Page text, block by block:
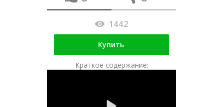
1442
Купить
Краткое содержание: